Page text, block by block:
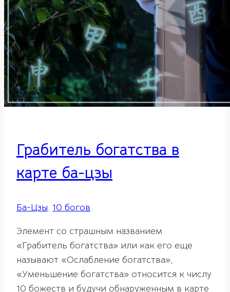
Грабитель богатства в
карте ба-цзы
Ба-Цзы, 10 богов
Элемент со страшным названием
«Грабитель богатства» или как его еще
называют «Ослабление богатства»,
«Уменьшение богатства» относится к числу
10 божеств и будучи обнаруженным в карте